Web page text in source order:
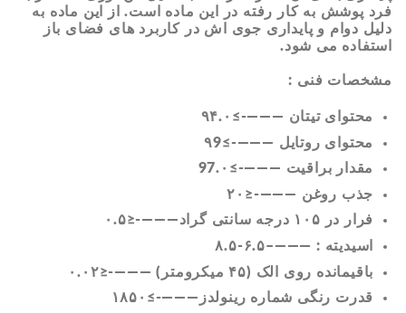
فرد پوشش به کار رفته در این ماده است. از این ماده به
دلیل دوام و پایداری جوی اش در کاربرد های فضای باز
استفاده می شود.
مشخصات فنی :
محتوای تیتان ———-≥۹۴.۰
محتوای روتایل ———-≥۹9
مقدار براقیت ———-≥97.۰
جذب روغن ———-≤۲۰
فرار در ۱۰۵ درجه سانتی گراد———-≤۰.۵
اسیدیته : ———–۶.۵-۸.۵
باقیمانده روی الک (۴۵ میکرومتر) ———-≤۰.۰۲
قدرت رنگی شماره رینولدز———-≥۱۸۵۰